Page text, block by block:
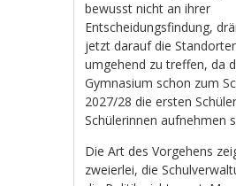
bewusst nicht an ihrer
Entscheidungsfindung,
jetzt darauf die
umgehend zu treffen, da
Gymnasium schon zum
2027/28 die ersten
Schülerinnen aufnehmen
Die Art des Vorgehens
zweierlei, die